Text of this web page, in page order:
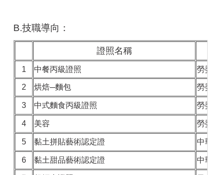
B.技職導向：
證照名稱
1 中餐丙級證照 勞委會
2 烘焙─麵包 勞委會
3 中式麵食丙級證照 勞委會
4 美容 勞委會
5 黏土拼貼藝術認定證 中華
6 黏土甜品藝術認定證 中華